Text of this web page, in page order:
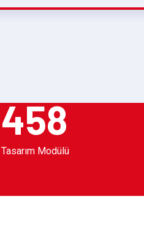
458
Tasarım Modülü